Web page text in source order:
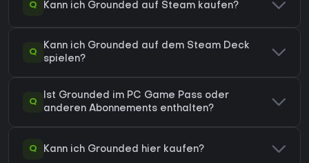
Q Kann ich Grounded auf Steam kaufen?
Q
Kann ich Grounded auf dem Steam Deck
spielen?
Q
Ist Grounded im PC Game Pass oder
anderen Abonnements enthalten?
Q Kann ich Grounded hier kaufen?